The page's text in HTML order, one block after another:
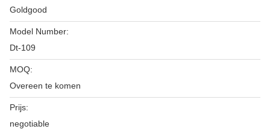
Goldgood
Model Number:
Dt-109
MOQ:
Overeen te komen
Prijs:
negotiable